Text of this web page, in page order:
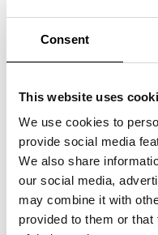
Consent
This website uses
We use cookies to
provide social media
We also share
our social media,
may combine it with
provided to them or
MAR­CO
BUI­SCE
PER IL
Marco
pulsazione
pubblicato da
accompagna la
Novecento a oggi”
delle arti del